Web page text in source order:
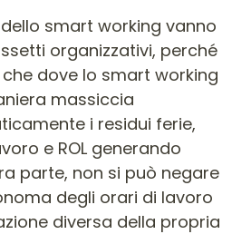
smart working vanno
organizzativi, perché
dove lo smart working
massiccia
i residui ferie,
e ROL generando
parte, non si può negare
degli orari di lavoro
diversa della propria